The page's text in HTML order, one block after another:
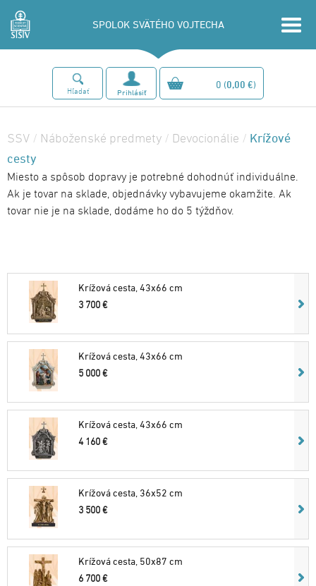
SPOLOK SVÄTÉHO VOJTECHA
Hľadať Prihlásiť
0 (0,00 €)
SSV / Náboženské predmety / Devocionálie / Krížové
cesty
Miesto a spôsob dopravy je potrebné dohodnúť individuálne.
Ak je tovar na sklade, objednávky vybavujeme okamžite. Ak
tovar nie je na sklade, dodáme ho do 5 týždňov.
Krížová cesta, 43x66 cm
3 700 €
Krížová cesta, 43x66 cm
5 000 €
Krížová cesta, 43x66 cm
4 160 €
Krížová cesta, 36x52 cm
3 500 €
Krížová cesta, 50x87 cm
6 700 €